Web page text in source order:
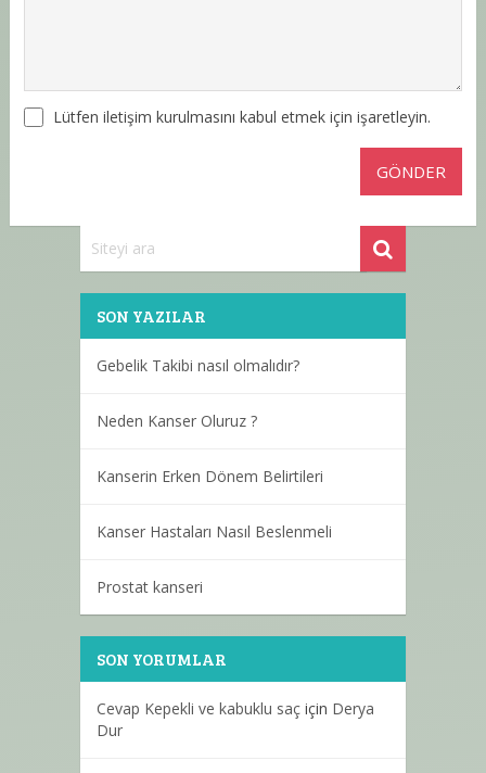
Lütfen iletişim kurulmasını kabul etmek için işaretleyin.
SON YAZILAR
Gebelik Takibi nasıl olmalıdır?
Neden Kanser Oluruz ?
Kanserin Erken Dönem Belirtileri
Kanser Hastaları Nasıl Beslenmeli
Prostat kanseri
SON YORUMLAR
Cevap Kepekli ve kabuklu saçiçin Derya
Dur